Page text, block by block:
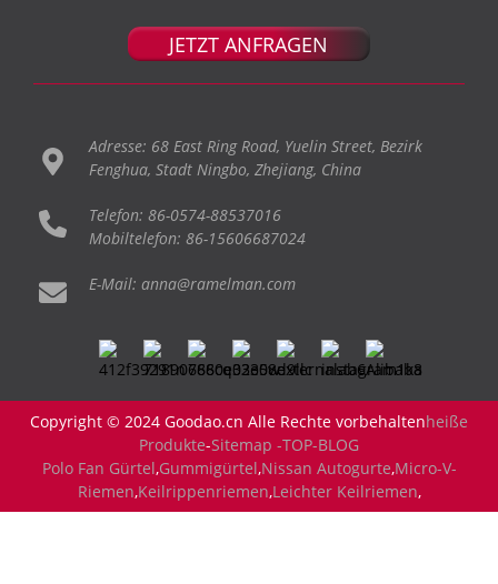
JETZT ANFRAGEN
Adresse: 68 East Ring Road, Yuelin Street, Bezirk
Fenghua, Stadt Ningbo, Zhejiang, China
Telefon: 86-0574-88537016
Mobiltelefon: 86-15606687024
E-Mail: anna@ramelman.com
Copyright © 2024 Goodao.cn Alle Rechte vorbehaltenheiße
Produkte-Sitemap -TOP-BLOG
Polo Fan Gürtel,Gummigürtel,Nissan Autogurte,Micro-V-
Riemen,Keilrippenriemen,Leichter Keilriemen,